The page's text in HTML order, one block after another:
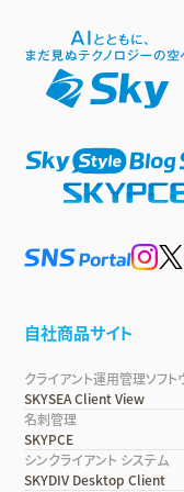
自社商品サイト
クライアント運用管理ソフト
SKYSEA Client View
名刺管理
SKYPCE
シンクライアント システム
SKYDIV Desktop Client